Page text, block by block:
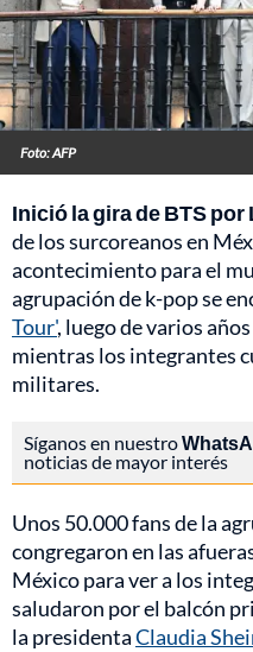
Foto: AFP
Inició la gira de BTS
de los surcoreanos en
acontecimiento para el
agrupación de k-pop se
Tour', luego de varios
mientras los integrantes
militares.
Síganos en nuestro
noticias de mayor interés
Unos 50.000 fans de la
congregaron en las
México para ver a los
saludaron por el balcón
la presidentaClaudia